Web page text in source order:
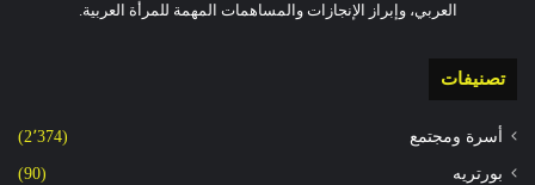
العربي، وإبراز الإنجازات والمساهمات المهمة للمرأة العربية.
تصنيفات
أسرة ومجتمع (2٬374)
بورتريه (90)